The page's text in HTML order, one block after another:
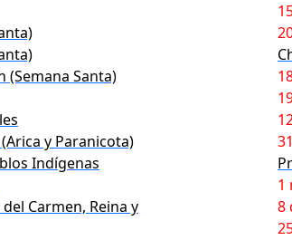
(Semana Santa)
y Paranicota)
Indígenas
Carmen, Reina y
1
8